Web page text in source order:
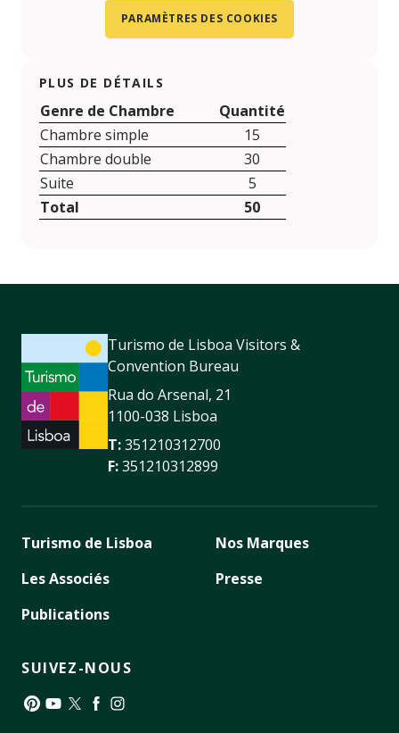
PARAMÈTRES DES COOKIES
PLUS DE DÉTAILS
Genre de Chambre
Quantité
Chambre simple
15
Chambre double
30
Suite
5
Total
50
Turismo de Lisboa Visitors &
Convention Bureau
Rua do Arsenal, 21
1100-038 Lisboa
T:351210312700
F:351210312899
Turismo de Lisboa
Les Associés
Publications
Nos Marques
Presse
SUIVEZ-NOUS